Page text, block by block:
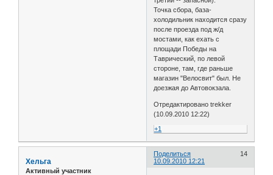
Точка сбора, база-
холодильник находится сразу
после проезда под ж/д
мостами, как ехать с
площади Победы на
Таврический, по левой
стороне, там, где раньше
магазин "Велосвит" был. Не
доезжая до Автовокзала.
Отредактировано trekker
(10.09.2010 12:22)
+1
Поделиться
14
10.09.2010 12:21
Хельга
Активный участник